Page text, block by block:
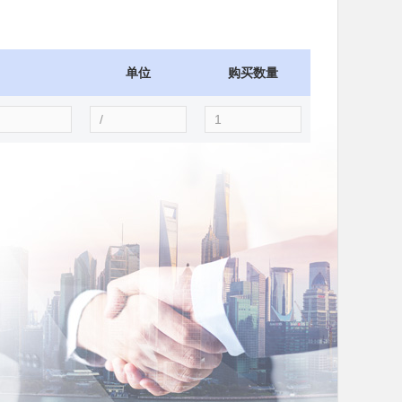
单位 购买数量